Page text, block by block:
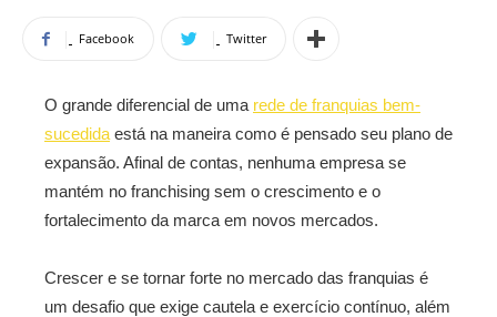
Facebook Twitter
O grande diferencial de uma rede de franquias bem-
sucedida está na maneira como é pensado seu plano de
expansão. Afinal de contas, nenhuma empresa se
mantém no franchising sem o crescimento e o
fortalecimento da marca em novos mercados.
Crescer e se tornar forte no mercado das franquias é
um desafio que exige cautela e exercício contínuo, além